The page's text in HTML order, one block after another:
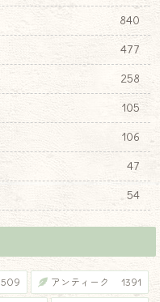
840
477
258
105
106
47
54
509 アンティーク 1391